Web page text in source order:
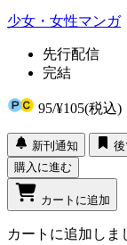
少女・女性マンガ
先行配信
完結
95/¥105(税込)
新刊通知
後
購入に進む
カートに追加
カートに追加しま